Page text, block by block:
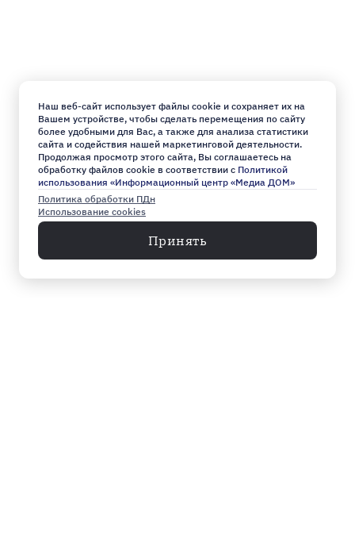
Наш веб-сайт использует файлы cookie и сохраняет их на
Вашем устройстве, чтобы сделать перемещения по сайту
более удобными для Вас, а также для анализа статистики
сайта и содействия нашей маркетинговой деятельности.
Продолжая просмотр этого сайта, Вы соглашаетесь на
обработку файлов cookie в соответствии с Политикой
использования «Информационный центр «Медиа ДОМ»
Политика обработки ПДн
Использование cookies
Принять